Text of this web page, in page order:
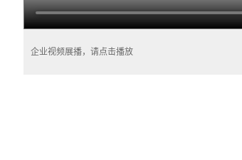
企业视频展播，请点击播放